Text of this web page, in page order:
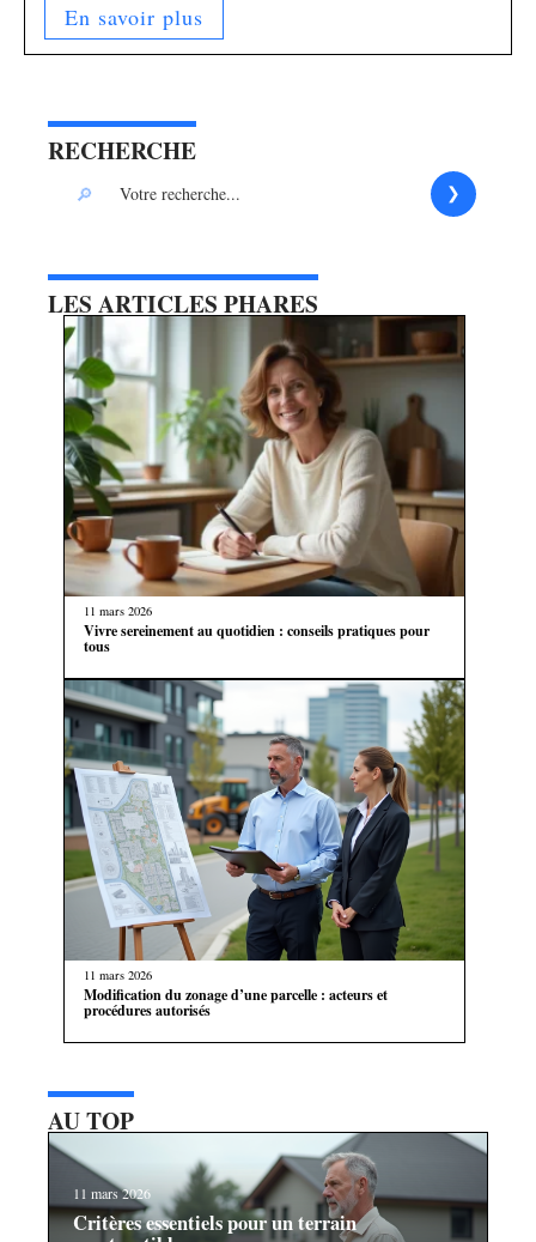
En savoir plus
RECHERCHE
LES ARTICLES PHARES
11 mars 2026
Vivre sereinement au quotidien : conseils pratiques pour
tous
11 mars 2026
Modification du zonage d’une parcelle : acteurs et
procédures autorisés
AU TOP
11 mars 2026
Critères essentiels pour un terrain